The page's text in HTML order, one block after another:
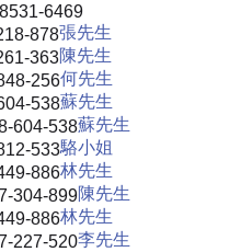
6469
878張先生
363陳先生
256何先生
538蘇先生
604-538蘇先生
533駱小姐
886林先生
304-899陳先生
886林先生
227-520李先生